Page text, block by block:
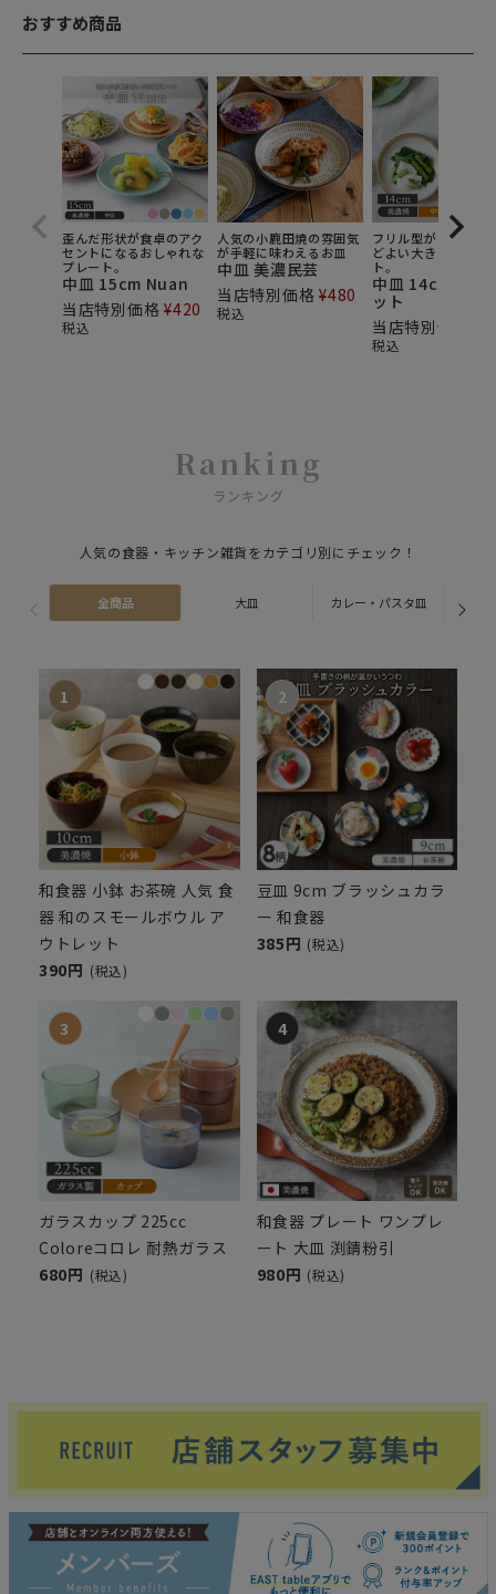
おすすめ商品
歪んだ形状が食卓のアク
セントになるおしゃれな
プレート。
中皿 15cm Nuan
当店特別価格 ¥420
税込
人気の小鹿田焼の雰囲気
が手軽に味わえるお皿
中皿 美濃民芸
当店特別価格 ¥480
税込
フリル型がかわいい
どよい大きさのプレ
ト。
中皿 14cm ビス
ット
当店特別価格
税込
Ranking
ランキング
人気の食器・キッチン雑貨をカテゴリ別にチェック！
全商品 大皿 カレー・パスタ皿
和食器 小鉢 お茶碗 人気 食
器 和のスモールボウル ア
ウトレット
390円 (税込)
豆皿 9cm ブラッシュカラ
ー 和食器
385円 (税込)
ガラスカップ 225cc
Coloreコロレ 耐熱ガラス
680円 (税込)
和食器 プレート ワンプレ
ート 大皿 渕錆粉引
980円 (税込)